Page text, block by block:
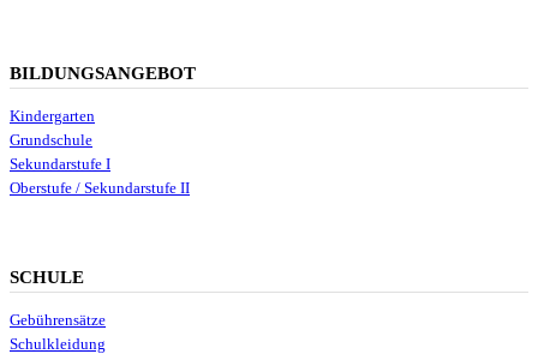
BILDUNGSANGEBOT
Kindergarten
Grundschule
Sekundarstufe I
Oberstufe / Sekundarstufe II
SCHULE
Gebührensätze
Schulkleidung